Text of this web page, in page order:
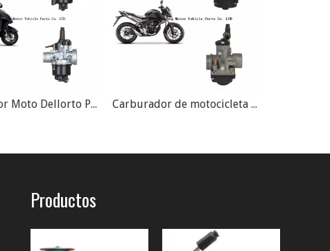
Carburador de motocicleta Dellorto PHBG AD R2590 R2585 R2587 Carburador de motocicleta Dellorto PHBG AD MBK
Productos